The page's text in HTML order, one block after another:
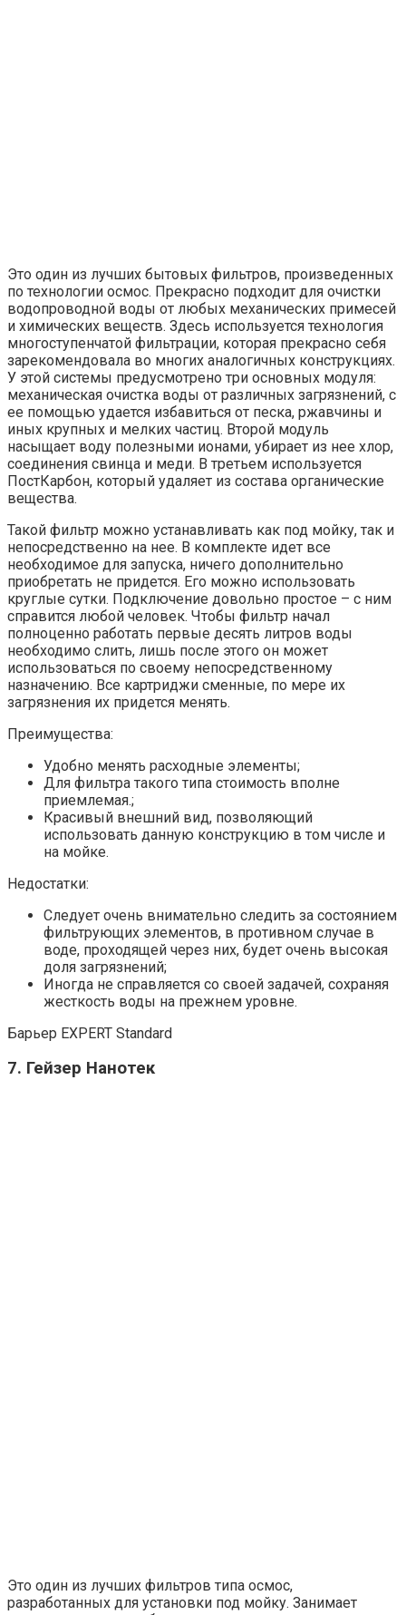
Это один из лучших бытовых фильтров, произведенных
по технологии осмос. Прекрасно подходит для очистки
водопроводной воды от любых механических примесей
и химических веществ. Здесь используется технология
многоступенчатой фильтрации, которая прекрасно себя
зарекомендовала во многих аналогичных конструкциях.
У этой системы предусмотрено три основных модуля:
механическая очистка воды от различных загрязнений, с
ее помощью удается избавиться от песка, ржавчины и
иных крупных и мелких частиц. Второй модуль
насыщает воду полезными ионами, убирает из нее хлор,
соединения свинца и меди. В третьем используется
ПостКарбон, который удаляет из состава органические
вещества.
Такой фильтр можно устанавливать как под мойку, так и
непосредственно на нее. В комплекте идет все
необходимое для запуска, ничего дополнительно
приобретать не придется. Его можно использовать
круглые сутки. Подключение довольно простое – с ним
справится любой человек. Чтобы фильтр начал
полноценно работать первые десять литров воды
необходимо слить, лишь после этого он может
использоваться по своему непосредственному
назначению. Все картриджи сменные, по мере их
загрязнения их придется менять.
Преимущества:
Удобно менять расходные элементы;
Для фильтра такого типа стоимость вполне
приемлемая.;
Красивый внешний вид, позволяющий
использовать данную конструкцию в том числе и
на мойке.
Недостатки:
Следует очень внимательно следить за состоянием
фильтрующих элементов, в противном случае в
воде, проходящей через них, будет очень высокая
доля загрязнений;
Иногда не справляется со своей задачей, сохраняя
жесткость воды на прежнем уровне.
Барьер EXPERT Standard
7. Гейзер Нанотек
Это один из лучших фильтров типа осмос,
разработанных для установки под мойку. Занимает